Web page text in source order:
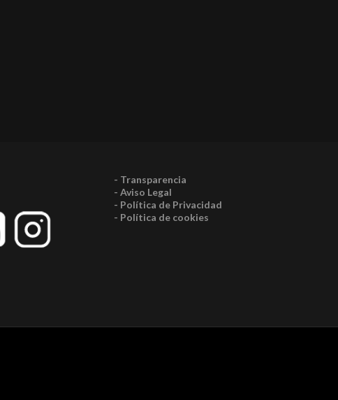
- Transparencia
- Aviso Legal
- Política de Privacidad
- Política de cookies